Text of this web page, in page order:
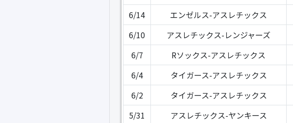
6/14
エンゼルス-アスレチックス
6/10
アスレチックス-レンジャーズ
6/7
Rソックス-アスレチックス
6/4
タイガース-アスレチックス
6/2
タイガース-アスレチックス
5/31
アスレチックス-ヤンキース